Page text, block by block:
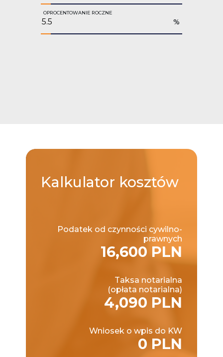
OPROCENTOWANIE ROCZNE
%
Kalkulator kosztów
Podatek od czynności cywilno-
prawnych
16,600 PLN
Taksa notarialna
(opłata notarialna)
4,090 PLN
Wniosek o wpis do KW
0 PLN